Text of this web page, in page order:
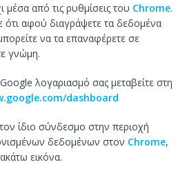
μέσα από τις ρυθμίσεις του Chrome.
ότι αφού διαγράψετε τα δεδομένα
να τα επαναφέρετε σε
γνώμη.
λογαριασμό σας μεταβείτε στη
dashboard
ίδιο σύνδεσμο στην περιοχή
δεδομένων στον Chrome,
εικόνα.